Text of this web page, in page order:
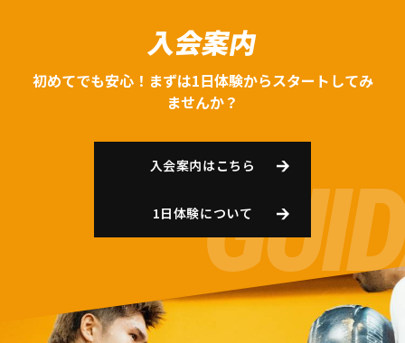
入会案内
初めてでも安心！まずは1日体験からスタートしてみ
ませんか？
入会案内はこちら
1日体験について